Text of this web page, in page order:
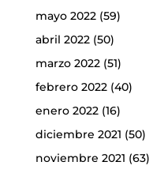
mayo 2022(59)
abril 2022(50)
marzo 2022(51)
febrero 2022(40)
enero 2022(16)
diciembre 2021 (50)
noviembre 2021 (63)